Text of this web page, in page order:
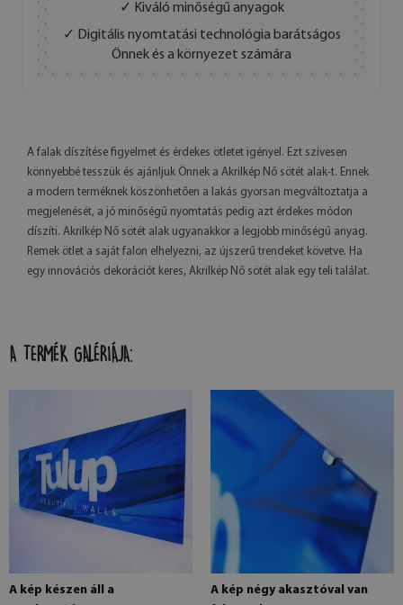
✓ Kiváló minőségű anyagok
✓ Digitális nyomtatási technológia barátságos
Önnek és a környezet számára
A falak díszítése figyelmet és érdekes ötletet igényel. Ezt szívesen
könnyebbé tesszük és ajánljuk Önnek a Akrilkép Nő sötét alak-t. Ennek
a modern terméknek köszönhetően a lakás gyorsan megváltoztatja a
megjelenését, a jó minőségű nyomtatás pedig azt érdekes módon
díszíti. Akrilkép Nő sötét alak ugyanakkor a legjobb minőségű anyag.
Remek ötlet a saját falon elhelyezni, az újszerű trendeket követve. Ha
egy innovációs dekorációt keres, Akrilkép Nő sötét alak egy teli találat.
A TERMÉK GALÉRIÁJA:
A kép készen áll a
A kép négy akasztóval van